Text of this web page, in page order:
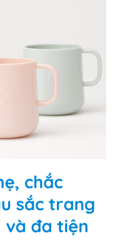
chắc
sắc trang
và đa tiện